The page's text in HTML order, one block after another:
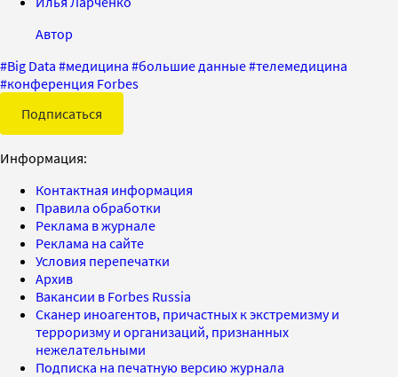
Автор
#Big Data #медицина #большие данные#телемедицина
#конференция Forbes
Подписаться
Информация:
Контактная информация
Правила обработки
Реклама в журнале
Реклама на сайте
Условия перепечатки
Архив
Вакансии в Forbes Russia
Сканер иноагентов, причастных к экстремизму и
терроризму и организаций, признанных
нежелательными
Подписка на печатную версию журнала